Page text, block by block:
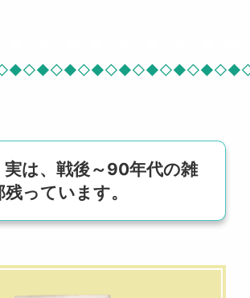
は、戦後～90年代の雑
っています。